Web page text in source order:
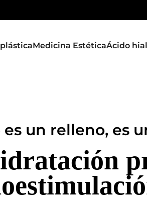
Medicina EstéticaÁcido
es un relleno, es